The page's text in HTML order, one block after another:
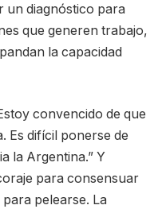
un diagnóstico para
que generen trabajo,
la capacidad
convencido de que
Es difícil ponerse de
la Argentina.” Y
para consensuar
pelearse. La